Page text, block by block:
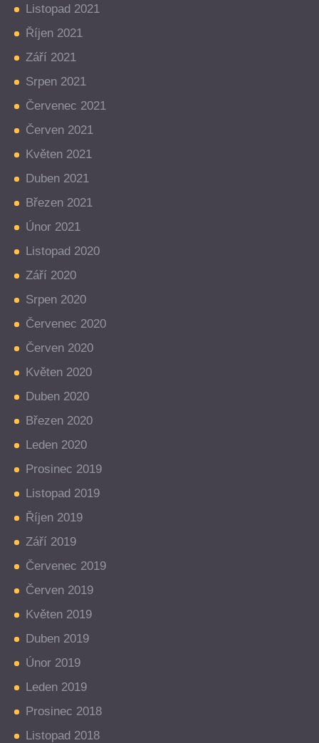
Listopad 2021
Říjen 2021
Září 2021
Srpen 2021
Červenec 2021
Červen 2021
Květen 2021
Duben 2021
Březen 2021
Únor 2021
Listopad 2020
Září 2020
Srpen 2020
Červenec 2020
Červen 2020
Květen 2020
Duben 2020
Březen 2020
Leden 2020
Prosinec 2019
Listopad 2019
Říjen 2019
Září 2019
Červenec 2019
Červen 2019
Květen 2019
Duben 2019
Únor 2019
Leden 2019
Prosinec 2018
Listopad 2018